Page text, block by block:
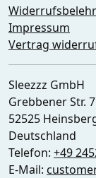
Impressum
Vertrag
Sleezzz GmbH
Grebbener Str. 7
52525
Deutschland
Telefon: +49
E-Mail: